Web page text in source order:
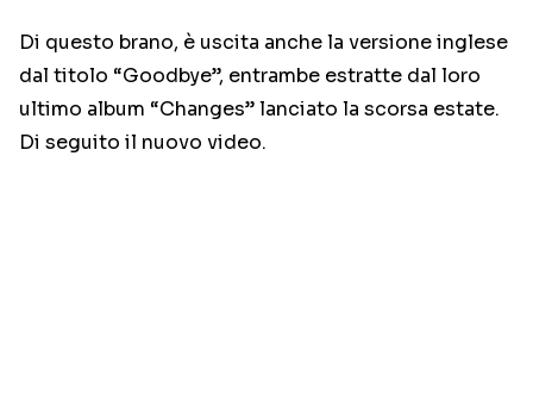
Di questo brano, è uscita anche la versione inglese
dal titolo “Goodbye”, entrambe estratte dal loro
ultimo album “Changes” lanciato la scorsa estate.
Di seguito il nuovo video.